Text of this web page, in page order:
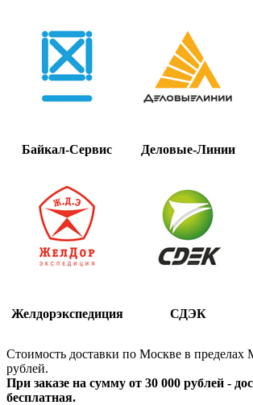
Байкал-Сервис Деловые-Линии
Желдорэкспедиция СДЭК
Стоимость доставки по Москве в
рублей.
При заказе на сумму от 30 000 рублей -
бесплатная.